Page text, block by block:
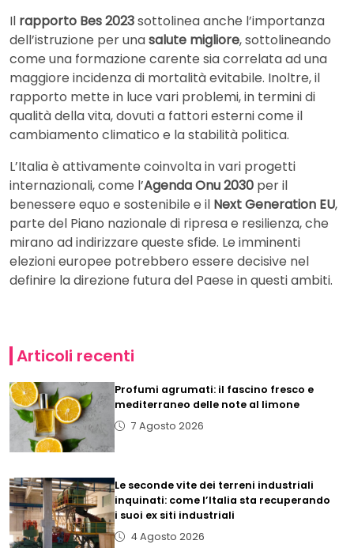
Il rapporto Bes 2023sottolinea anche l’importanza
dell’istruzione per unasalute migliore, sottolineando
come una formazione carente sia correlata ad una
maggiore incidenza di mortalità evitabile. Inoltre, il
rapporto mette in luce vari problemi, in termini di
qualità della vita, dovuti a fattori esterni come il
cambiamento climatico e la stabilità politica.
L’Italia è attivamente coinvolta in vari progetti
internazionali, come l’Agenda Onu 2030 per il
benessere equo e sostenibile e il Next Generation EU,
parte del Piano nazionale di ripresa e resilienza, che
mirano ad indirizzare queste sfide. Le imminenti
elezioni europee potrebbero essere decisive nel
definire la direzione futura del Paese in questi ambiti.
Articoli recenti
Profumi agrumati: il fascino fresco e
mediterraneo delle note al limone
7 Agosto 2026
Le seconde vite dei terreni industriali
inquinati: come l’Italia sta recuperando
i suoi ex siti industriali
4 Agosto 2026